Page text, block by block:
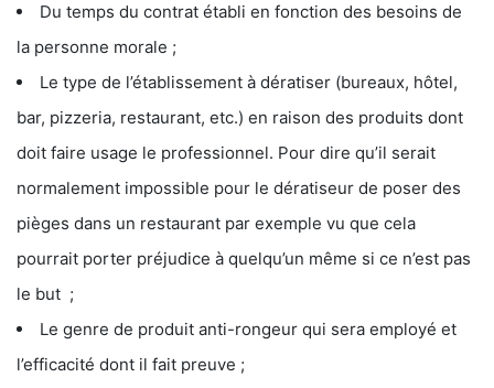
Du temps du contrat établi en fonction des besoins de
la personne morale ;
Le type de l’établissement à dératiser (bureaux, hôtel,
bar, pizzeria, restaurant, etc.) en raison des produits dont
doit faire usage le professionnel. Pour dire qu’il serait
normalement impossible pour le dératiseur de poser des
pièges dans un restaurant par exemple vu que cela
pourrait porter préjudice à quelqu’un même si ce n’est pas
le but ;
Le genre de produit anti-rongeur qui sera employé et
l’efficacité dont il fait preuve ;